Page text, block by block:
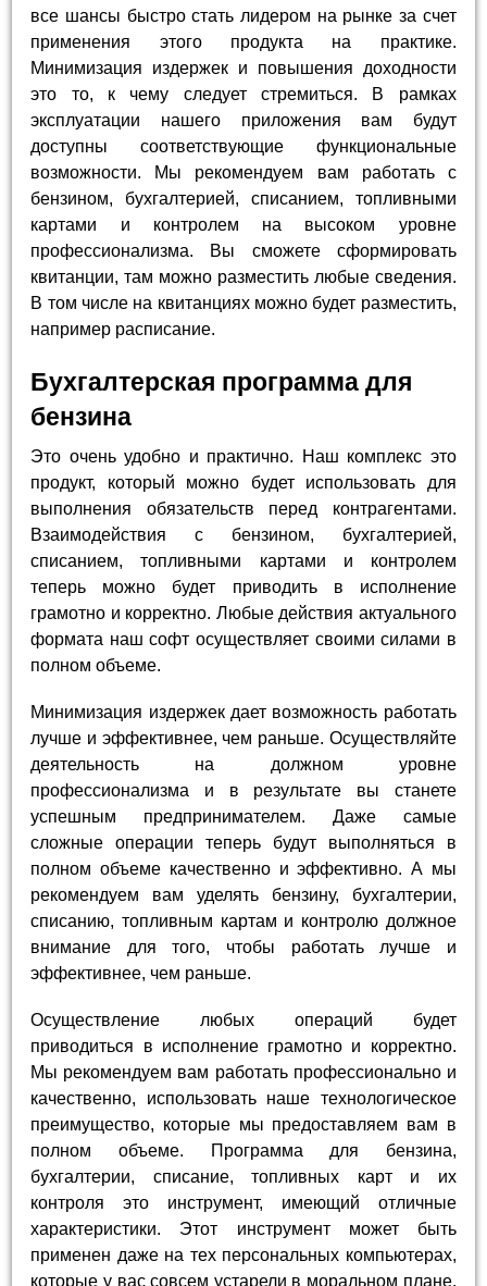
все шансы быстро стать лидером на рынке за счет
применения этого продукта на практике.
Минимизация издержек и повышения доходности
это то, к чему следует стремиться. В рамках
эксплуатации нашего приложения вам будут
доступны соответствующие функциональные
возможности. Мы рекомендуем вам работать с
бензином, бухгалтерией, списанием, топливными
картами и контролем на высоком уровне
профессионализма. Вы сможете сформировать
квитанции, там можно разместить любые сведения.
В том числе на квитанциях можно будет разместить,
например расписание.
Бухгалтерская программа для
бензина
Это очень удобно и практично. Наш комплекс это
продукт, который можно будет использовать для
выполнения обязательств перед контрагентами.
Взаимодействия с бензином, бухгалтерией,
списанием, топливными картами и контролем
теперь можно будет приводить в исполнение
грамотно и корректно. Любые действия актуального
формата наш софт осуществляет своими силами в
полном объеме.
Минимизация издержек дает возможность работать
лучше и эффективнее, чем раньше. Осуществляйте
деятельность на должном уровне
профессионализма и в результате вы станете
успешным предпринимателем. Даже самые
сложные операции теперь будут выполняться в
полном объеме качественно и эффективно. А мы
рекомендуем вам уделять бензину, бухгалтерии,
списанию, топливным картам и контролю должное
внимание для того, чтобы работать лучше и
эффективнее, чем раньше.
Осуществление любых операций будет
приводиться в исполнение грамотно и корректно.
Мы рекомендуем вам работать профессионально и
качественно, использовать наше технологическое
преимущество, которые мы предоставляем вам в
полном объеме. Программа для бензина,
бухгалтерии, списание, топливных карт и их
контроля это инструмент, имеющий отличные
характеристики. Этот инструмент может быть
применен даже на тех персональных компьютерах,
которые у вас совсем устарели в моральном плане.